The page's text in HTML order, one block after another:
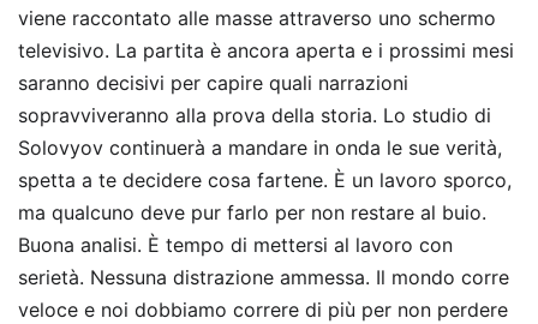
viene raccontato alle masse attraverso uno schermo
televisivo. La partita è ancora aperta e i prossimi mesi
saranno decisivi per capire quali narrazioni
sopravviveranno alla prova della storia. Lo studio di
Solovyov continuerà a mandare in onda le sue verità,
spetta a te decidere cosa fartene. È un lavoro sporco,
ma qualcuno deve pur farlo per non restare al buio.
Buona analisi. È tempo di mettersi al lavoro con
serietà. Nessuna distrazione ammessa. Il mondo corre
veloce e noi dobbiamo correre di più per non perdere